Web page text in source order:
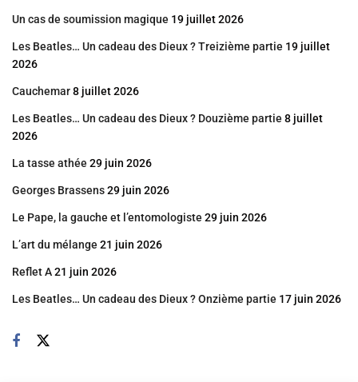
Un cas de soumission magique 19 juillet 2026
Les Beatles… Un cadeau des Dieux ? Treizième partie 19 juillet
2026
Cauchemar8 juillet 2026
Les Beatles… Un cadeau des Dieux ? Douzième partie 8 juillet
2026
La tasse athée 29 juin 2026
Georges Brassens29 juin 2026
Le Pape, la gauche et l’entomologiste 29 juin 2026
L’art du mélange 21 juin 2026
Reflet A21 juin 2026
Les Beatles… Un cadeau des Dieux ? Onzième partie 17 juin 2026